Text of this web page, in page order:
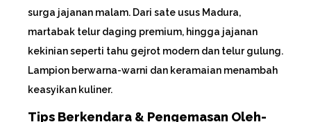
surga jajanan malam. Dari sate usus Madura,
martabak telur daging premium, hingga jajanan
kekinian seperti tahu gejrot modern dan telur gulung.
Lampion berwarna-warni dan keramaian menambah
keasyikan kuliner.
Tips Berkendara & Pengemasan Oleh-